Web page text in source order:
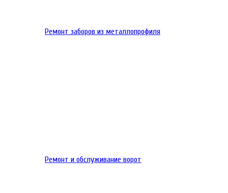
Ремонт заборов из металлопрофиля
Ремонт и обслуживание ворот